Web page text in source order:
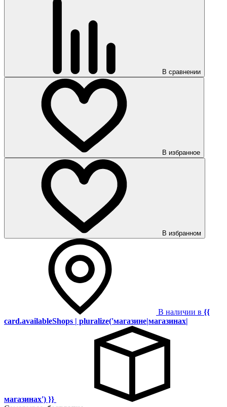
В сравнении
В избранное
В избранном
В наличии в {{
card.availableShops | pluralize('магазине|магазинах|
магазинах') }}